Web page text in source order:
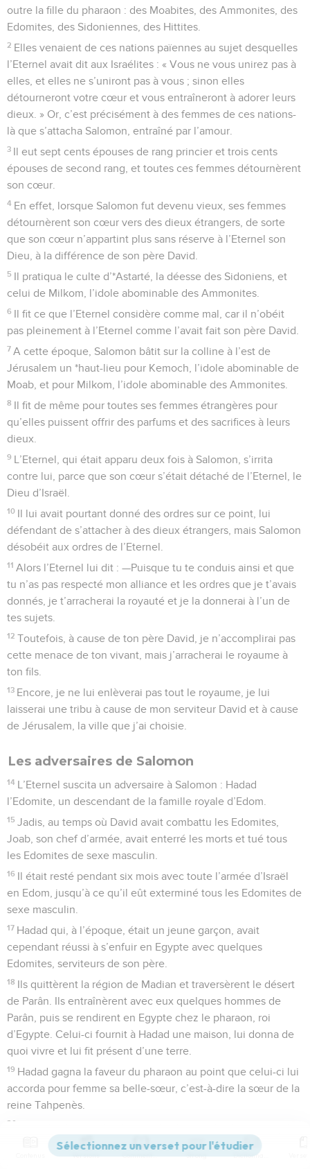
outre la fille du pharaon : des Moabites, des Ammonites, des
Edomites, des Sidoniennes, des Hittites.
2 Elles venaient de ces nations païennes au sujet desquelles
l’Eternel avait dit aux Israélites : « Vous ne vous unirez pas à
elles, et elles ne s’uniront pas à vous ; sinon elles
détourneront votre cœur et vous entraîneront à adorer leurs
dieux. » Or, c’est précisément à des femmes de ces nations-
là que s’attacha Salomon, entraîné par l’amour.
3 Il eut sept cents épouses de rang princier et trois cents
épouses de second rang, et toutes ces femmes détournèrent
son cœur.
4 En effet, lorsque Salomon fut devenu vieux, ses femmes
détournèrent son cœur vers des dieux étrangers, de sorte
que son cœur n’appartint plus sans réserve à l’Eternel son
Dieu, à la différence de son père David.
5 Il pratiqua le culte d’*Astarté, la déesse des Sidoniens, et
celui de Milkom, l’idole abominable des Ammonites.
6 Il fit ce que l’Eternel considère comme mal, car il n’obéit
pas pleinement à l’Eternel comme l’avait fait son père David.
7 A cette époque, Salomon bâtit sur la colline à l’est de
Jérusalem un *haut-lieu pour Kemoch, l’idole abominable de
Moab, et pour Milkom, l’idole abominable des Ammonites.
8 Il fit de même pour toutes ses femmes étrangères pour
qu’elles puissent offrir des parfums et des sacrifices à leurs
dieux.
9 L’Eternel, qui était apparu deux fois à Salomon, s’irrita
contre lui, parce que son cœur s’était détaché de l’Eternel, le
Dieu d’Israël.
10 Il lui avait pourtant donné des ordres sur ce point, lui
défendant de s’attacher à des dieux étrangers, mais Salomon
désobéit aux ordres de l’Eternel.
11 Alors l’Eternel lui dit : —Puisque tu te conduis ainsi et que
tu n’as pas respecté mon alliance et les ordres que je t’avais
donnés, je t’arracherai la royauté et je la donnerai à l’un de
tes sujets.
12 Toutefois, à cause de ton père David, je n’accomplirai pas
cette menace de ton vivant, mais j’arracherai le royaume à
ton fils.
13 Encore, je ne lui enlèverai pas tout le royaume, je lui
laisserai une tribu à cause de mon serviteur David et à cause
de Jérusalem, la ville que j’ai choisie.
Les adversaires de Salomon
14 L’Eternel suscita un adversaire à Salomon : Hadad
l’Edomite, un descendant de la famille royale d’Edom.
15 Jadis, au temps où David avait combattu les Edomites,
Joab, son chef d’armée, avait enterré les morts et tué tous
les Edomites de sexe masculin.
16 Il était resté pendant six mois avec toute l’armée d’Israël
en Edom, jusqu’à ce qu’il eût exterminé tous les Edomites de
sexe masculin.
17 Hadad qui, à l’époque, était un jeune garçon, avait
cependant réussi à s’enfuir en Egypte avec quelques
Edomites, serviteurs de son père.
18 Ils quittèrent la région de Madian et traversèrent le désert
de Parân. Ils entraînèrent avec eux quelques hommes de
Parân, puis se rendirent en Egypte chez le pharaon, roi
d’Egypte. Celui-ci fournit à Hadad une maison, lui donna de
quoi vivre et lui fit présent d’une terre.
19 Hadad gagna la faveur du pharaon au point que celui-ci lui
accorda pour femme sa belle-sœur, c’est-à-dire la sœur de la
reine Tahpenès.
20
Tahpenès l’éleva dans le palais du pharaon avec les fils du
Versions Commentaires Strong